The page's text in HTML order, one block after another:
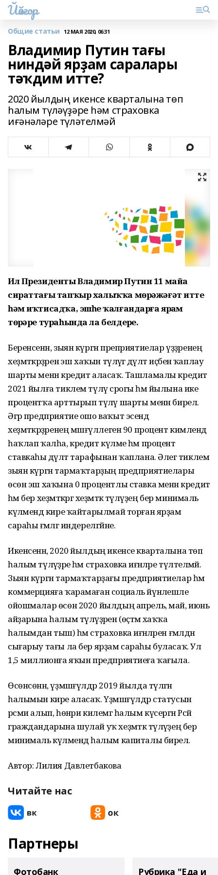
Йәйғор
Общие статьи 12 МАЯ 2020, 06:31
Владимир Путин тағы
ниндәй ярҙам саралары
тәҡдим итте?
2020 йылдың икенсе кварталына төп
һалым түләүҙәре һәм страховка
иғәнәләре түләтелмәй
Ил Президенты Владимир Путин 11 майҙа
сираттағы тапҡыр халыҡҡа мөрәжәғәт итте
һәм иҡтисадҡа, эшһеҙ ҡалғандарға ярҙам
төрҙәре тураһында ла белдерҙе.
Беренсенән, зыян күргән преприятиелар үҙҙәренең
хеҙмәткәрҙәренә эш хаҡын түләүгә дәүләт иҫәбенә ҡаплау
шарты менән кредит аласаҡ. Ташламалы кредит
2021 йылға тиклем түләү срогы һәм йылына ике
процентҡа арттырып түләү шарты менән бирелә.
Әгәр предприятие ошо ваҡыт эсендә
хеҙмәткәрҙәренең мәшғүллеген 90 процент кимәлендә
һаҡлап ҡалһа, кредит күләме һәм процент
ставкаһы дәүләт тарафынан ҡаплана. Әлегә тиклем
зыян күргән тармаҡтарҙың предприятиелары
өсөн эш хаҡына 0 процентлы ставка менән кредит
һәм бер хеҙмәткәргә хеҙмәткә түләүҙең бер минималь
күләмендә кире ҡайтарылмай торған ярҙам
сараһы ғәмәлгә индерелгәйне.
Икенсенән, 2020 йылдың икенсе кварталына төп
һалым түләүҙәре һәм страховка иғәнәләре түләтелмәй.
Зыян күргән тармаҡтарҙағы предприятиелар һәм
коммерцияға ҡарамаған социаль йүнәлешле
ойошмалар өсөн 2020 йылдың апрель, май, июнь
айҙарына һалым түләүҙәрен (өҫтәмә хаҡҡа
һалымдан тыш) һәм страховка иғәнәләрен ғәмәлдән
сығарыу тағы ла бер ярҙам сараһы буласаҡ. Ул
1,5 миллионға яҡын предприятиеға ҡағыла.
Өсөнсөнән, үҙмәшғүлдәр 2019 йылда түләгән
һалымын кире аласаҡ. Үҙмәшғүлдәр статусын
рәсми алып, һөнәри килемгә һалым күсергән Рәсәй
граждандарына шулай уҡ хеҙмәткә түләүҙең бер
минималь күләмендә һалым капиталы бирелә.
Автор: Лилия Давлетбакова
Читайте нас
Партнеры
Фотобанк Рубрика "Еда и